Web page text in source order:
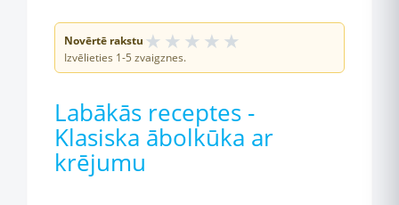
Novērtē rakstu ★ ★ ★ ★ ★
Izvēlieties 1-5 zvaigznes.
Labākās receptes -
Klasiska ābolkūka ar
krējumu